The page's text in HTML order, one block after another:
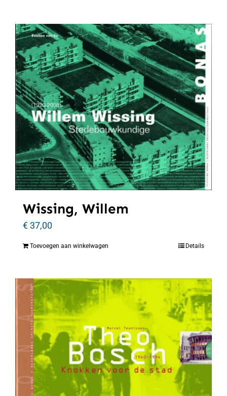
Wissing, Willem
€37,00
Toevoegen aan winkelwagen Details